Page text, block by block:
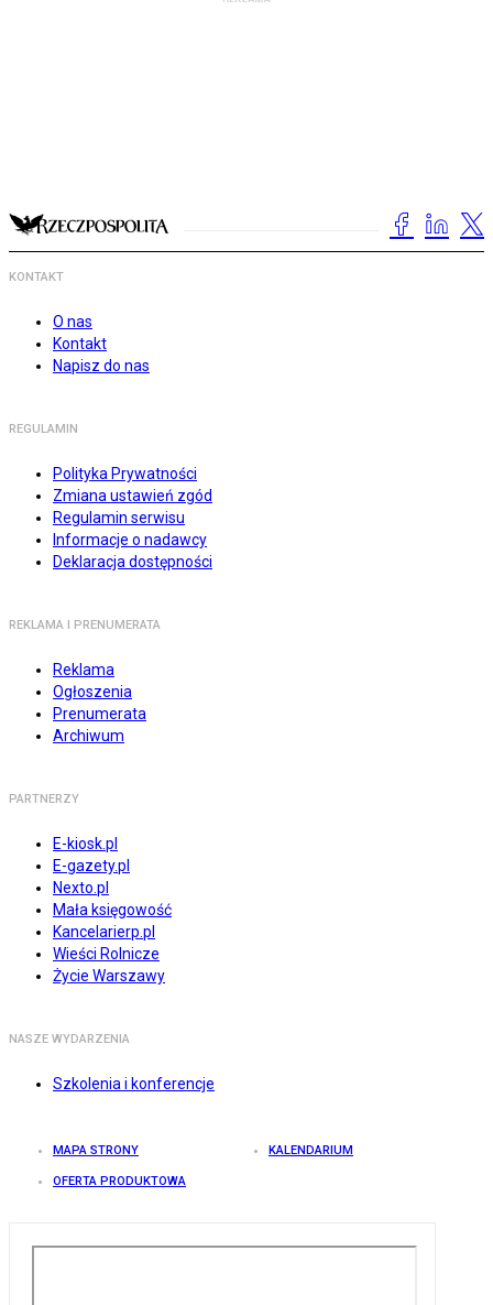
KONTAKT
O nas
Kontakt
Napisz do nas
REGULAMIN
Polityka Prywatności
Zmiana ustawień zgód
Regulamin serwisu
Informacje o nadawcy
Deklaracja dostępności
REKLAMA I PRENUMERATA
Reklama
Ogłoszenia
Prenumerata
Archiwum
PARTNERZY
E-kiosk.pl
E-gazety.pl
Nexto.pl
Mała księgowość
Kancelarierp.pl
Wieści Rolnicze
Życie Warszawy
NASZE WYDARZENIA
Szkolenia i konferencje
MAPA STRONY KALENDARIUM
OFERTA PRODUKTOWA